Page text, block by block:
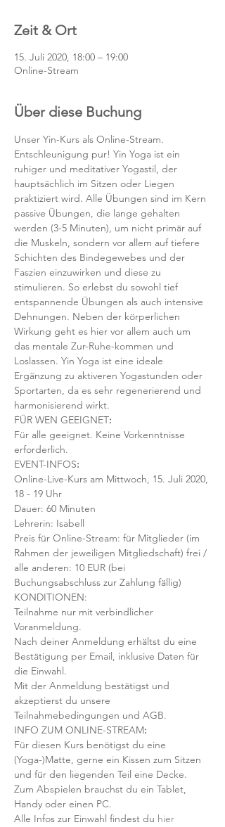
Zeit & Ort
15. Juli 2020, 18:00 – 19:00
Online-Stream
Über diese Buchung
Unser Yin-Kurs als Online-Stream.
Entschleunigung pur! Yin Yoga ist ein
ruhiger und meditativer Yogastil, der
hauptsächlich im Sitzen oder Liegen
praktiziert wird. Alle Übungen sind im Kern
passive Übungen, die lange gehalten
werden (3-5 Minuten), um nicht primär auf
die Muskeln, sondern vor allem auf tiefere
Schichten des Bindegewebes und der
Faszien einzuwirken und diese zu
stimulieren. So erlebst du sowohl tief
entspannende Übungen als auch intensive
Dehnungen. Neben der körperlichen
Wirkung geht es hier vor allem auch um
das mentale Zur-Ruhe-kommen und
Loslassen. Yin Yoga ist eine ideale
Ergänzung zu aktiveren Yogastunden oder
Sportarten, da es sehr regenerierend und
harmonisierend wirkt.
FÜR WEN GEEIGNET:
Für alle geeignet. Keine Vorkenntnisse
erforderlich.
EVENT-INFOS:
Online-Live-Kurs am Mittwoch, 15. Juli 2020,
18 - 19 Uhr
Dauer: 60 Minuten
Lehrerin: Isabell
Preis für Online-Stream: für Mitglieder (im
Rahmen der jeweiligen Mitgliedschaft) frei /
alle anderen: 10 EUR (bei
Buchungsabschluss zur Zahlung fällig)
KONDITIONEN:
Teilnahme nur mit verbindlicher
Voranmeldung.
Nach deiner Anmeldung erhältst du eine
Bestätigung per Email, inklusive Daten für
die Einwahl.
Mit der Anmeldung bestätigst und
akzeptierst du unsere
Teilnahmebedingungen und AGB.
INFO ZUM ONLINE-STREAM:
Für diesen Kurs benötigst du eine
(Yoga-)Matte, gerne ein Kissen zum Sitzen
und für den liegenden Teil eine Decke.
Zum Abspielen brauchst du ein Tablet,
Handy oder einen PC.
Alle Infos zur Einwahl findest du hier